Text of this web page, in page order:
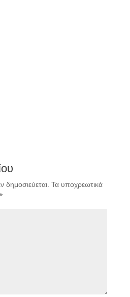
δημοσιεύεται. Τα υποχρεωτικά